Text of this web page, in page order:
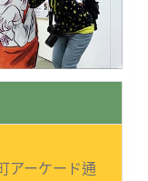
アーケード通